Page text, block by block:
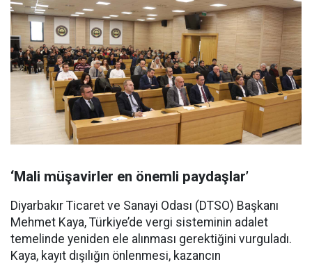
‘Mali müşavirler en önemli paydaşlar’
Diyarbakır Ticaret ve Sanayi Odası (DTSO) Başkanı
Mehmet Kaya, Türkiye’de vergi sisteminin adalet
temelinde yeniden ele alınması gerektiğini vurguladı.
Kaya, kayıt dışılığın önlenmesi, kazancın